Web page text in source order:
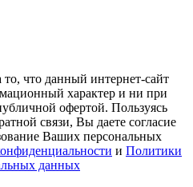
что данный интернет-сайт
характер и ни при
офертой. Пользуясь
связи, Вы даете согласие
Ваших персональных
и Политики
данных